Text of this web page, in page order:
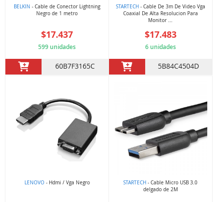
BELKIN - Cable de Conector Lightning
Negro de 1 metro
$17.437
599 unidades
60B7F3165C
STARTECH - Cable De 3m De Video Vga
Coaxial De Alta Resolucion Para
Monitor ...
$17.483
6 unidades
5B84C4504D
LENOVO- Hdmi / Vga Negro STARTECH - Cable Micro USB 3.0
delgado de 2M